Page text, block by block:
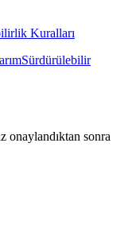
Kuralları
Sürdürülebilir
onaylandıktan sonra